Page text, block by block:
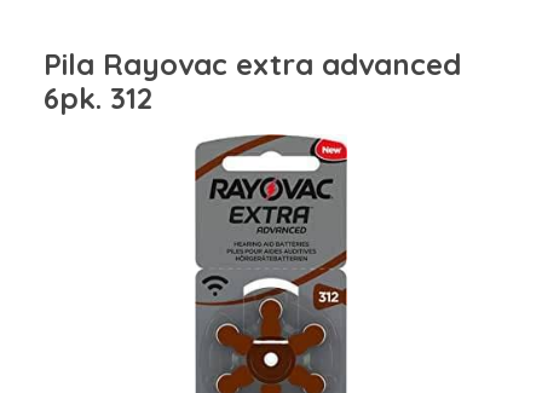
Pila Rayovac extra advanced
6pk. 312